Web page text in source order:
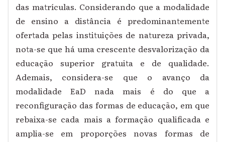
das matrículas. Considerando que a modalidade
de ensino a distância é predominantemente
ofertada pelas instituições de natureza privada,
nota-se que há uma crescente desvalorização da
educação superior gratuita e de qualidade.
Ademais, considera-se que o avanço da
modalidade EaD nada mais é do que a
reconfiguração das formas de educação, em que
rebaixa-se cada mais a formação qualificada e
amplia-se em proporções novas formas de